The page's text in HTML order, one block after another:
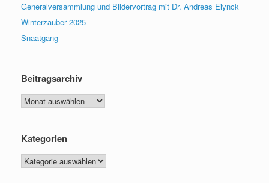
Generalversammlung und Bildervortrag mit Dr. Andreas Eiynck
Winterzauber 2025
Snaatgang
Beitragsarchiv
Beitragsarchiv
Kategorien
Kategorien